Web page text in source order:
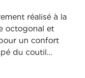
réalisé à la
octogonal et
un confort
du coutil